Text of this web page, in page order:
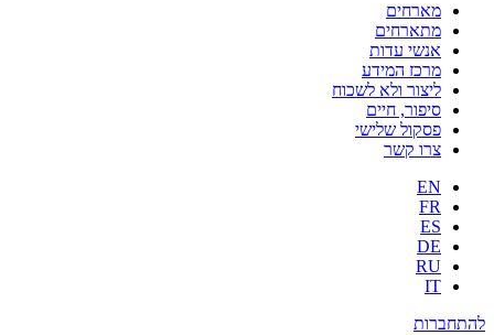
מארחים
מתארחים
אנשי עדות
מרכז המידע
ליצור ולא לשכוח
סיפור, חיים
פסקול שלישי
צרו קשר
EN
FR
ES
DE
RU
IT
להתחברות